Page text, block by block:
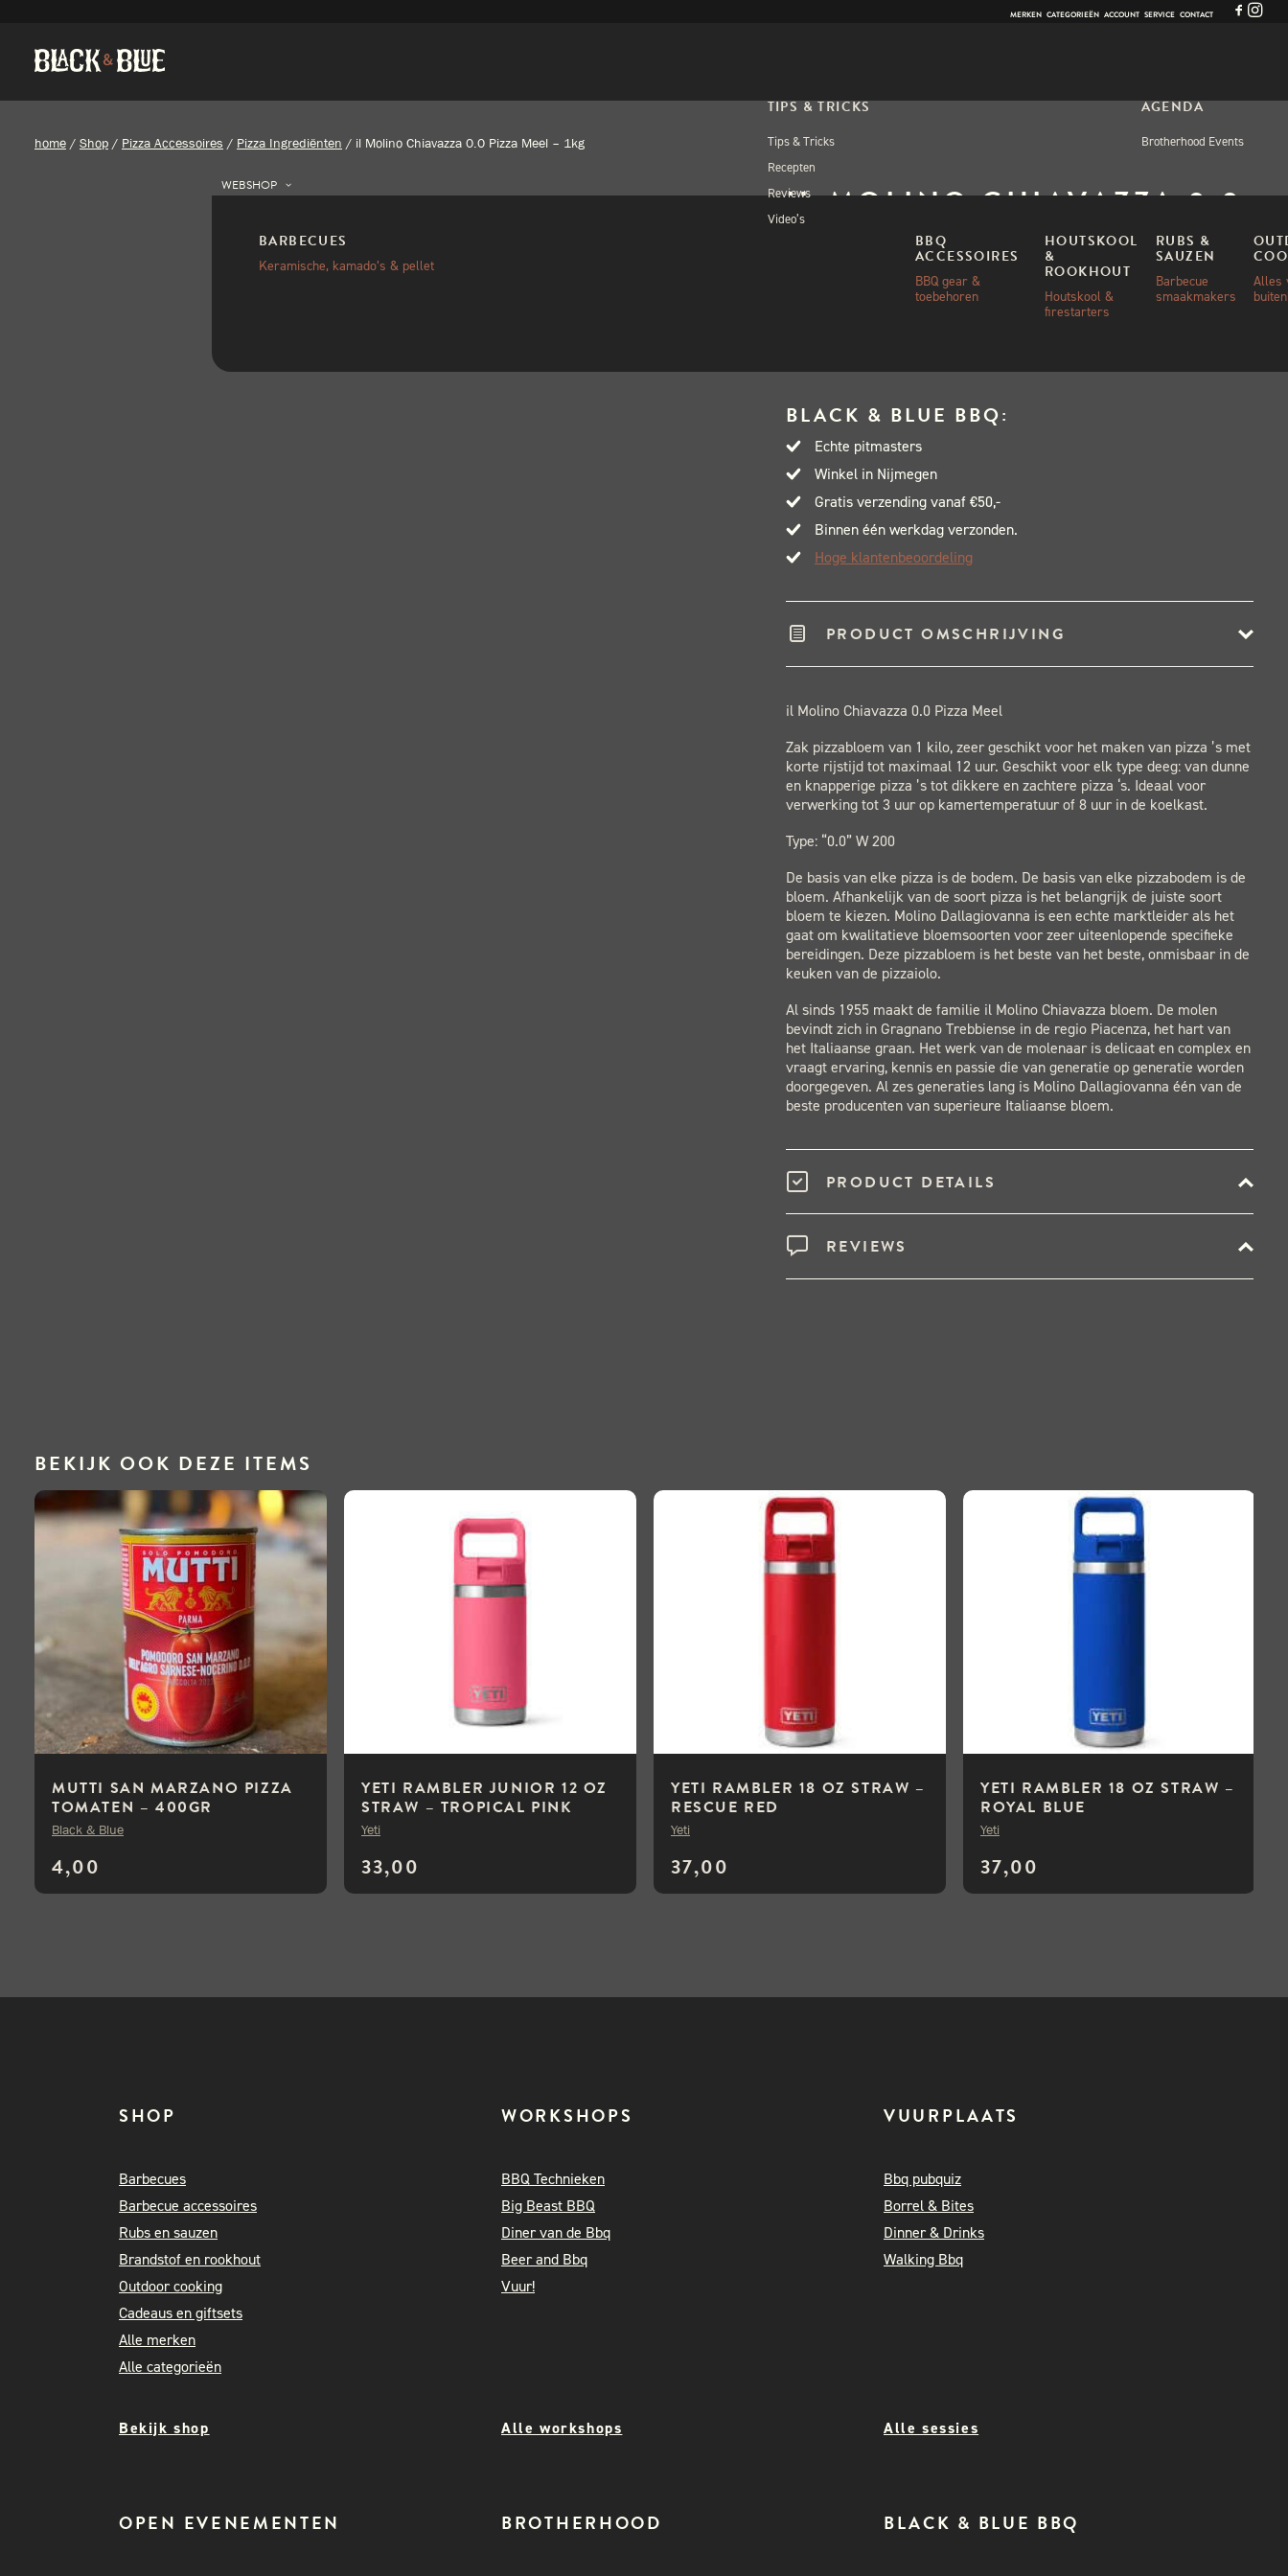
MERKEN CATEGORIEËN ACCOUNT SERVICE CONTACT
WEBSHOP
BARBECUES
Keramische, kamado’s & pellet
BBQ
ACCESSOIRES
BBQ gear &
toebehoren
HOUTSKOOL
&
ROOKHOUT
Houtskool &
firestarters
RUBS &
SAUZEN
Barbecue
smaakmakers
Alles
TIPS & TRICKS
Tips & Tricks
Recepten
Reviews
Video’s
AGENDA
Brotherhood Events
home / Shop / Pizza Accessoires / Pizza Ingrediënten / il Molino Chiavazza 0.0 Pizza Meel – 1kg
IL MOLINO CHIAVAZZA 0.0
PIZZA MEEL – 1KG
BLACK & BLUE BBQ:
Echte pitmasters
Winkel in Nijmegen
Gratis verzending vanaf €50,-
Binnen één werkdag verzonden.
Hoge klantenbeoordeling
PRODUCT OMSCHRIJVING
il Molino Chiavazza 0.0 Pizza Meel
Zak pizzabloem van 1 kilo, zeer geschikt voor het maken van pizza ’s met
korte rijstijd tot maximaal 12 uur. Geschikt voor elk type deeg: van dunne
en knapperige pizza ’s tot dikkere en zachtere pizza ‘s. Ideaal voor
verwerking tot 3 uur op kamertemperatuur of 8 uur in de koelkast.
Type: “0.0” W 200
De basis van elke pizza is de bodem. De basis van elke pizzabodem is de
bloem. Afhankelijk van de soort pizza is het belangrijk de juiste soort
bloem te kiezen. Molino Dallagiovanna is een echte marktleider als het
gaat om kwalitatieve bloemsoorten voor zeer uiteenlopende specifieke
bereidingen. Deze pizzabloem is het beste van het beste, onmisbaar in de
keuken van de pizzaiolo.
Al sinds 1955 maakt de familie il Molino Chiavazza bloem. De molen
bevindt zich in Gragnano Trebbiense in de regio Piacenza, het hart van
het Italiaanse graan. Het werk van de molenaar is delicaat en complex en
vraagt ervaring, kennis en passie die van generatie op generatie worden
doorgegeven. Al zes generaties lang is Molino Dallagiovanna één van de
beste producenten van superieure Italiaanse bloem.
PRODUCT DETAILS
REVIEWS
BEKIJK OOK DEZE ITEMS
MUTTI SAN MARZANO PIZZA
TOMATEN – 400GR
4,00
Black & Blue
YETI RAMBLER JUNIOR 12 OZ
STRAW – TROPICAL PINK
33,00
Yeti
YETI RAMBLER 18 OZ STRAW –
RESCUE RED
37,00
Yeti
YETI RAMBLER 18 OZ STRAW –
ROYAL BLUE
37,00
Yeti
SHOP
Barbecues
Barbecue accessoires
Rubs en sauzen
Brandstof en rookhout
Outdoor cooking
Cadeaus en giftsets
Alle merken
Alle categorieën
WORKSHOPS
BBQ Technieken
Big Beast BBQ
Diner van de Bbq
Beer and Bbq
Vuur!
VUURPLAATS
Bbq pubquiz
Borrel & Bites
Dinner & Drinks
Walking Bbq
Bekijk shop Alle workshops Alle sessies
OPEN EVENEMENTEN BROTHERHOOD BLACK & BLUE BBQ